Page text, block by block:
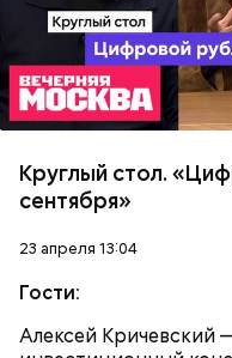
Круглый стол.
сентября»
23 апреля 13:04
Гости:
Алексей Кричевский